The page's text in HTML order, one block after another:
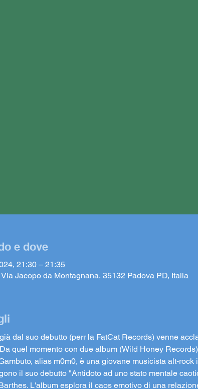
e dove
21:30 – 21:35
Jacopo da Montagnana, 35132 Padova PD, Italia
dal suo debutto (perr la FatCat Records) venne
quel momento con due album (Wild Honey
alias m0m0, è una giovane musicista alt-
il suo debutto "Antidoto ad uno stato mentale
L'album esplora il caos emotivo di una